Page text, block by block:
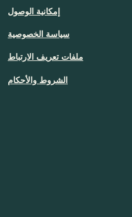
إمكانية الوصول
سياسة الخصوصية
ملفات تعريف الارتباط
الشروط والأحكام